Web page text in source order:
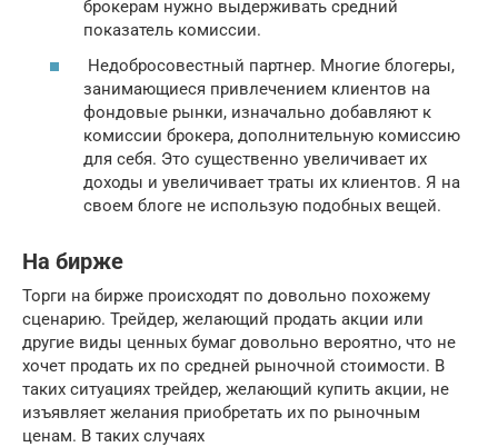
брокерам нужно выдерживать средний
показатель комиссии.
Недобросовестный партнер. Многие блогеры,
занимающиеся привлечением клиентов на
фондовые рынки, изначально добавляют к
комиссии брокера, дополнительную комиссию
для себя. Это существенно увеличивает их
доходы и увеличивает траты их клиентов. Я на
своем блоге не использую подобных вещей.
На бирже
Торги на бирже происходят по довольно похожему
сценарию. Трейдер, желающий продать акции или
другие виды ценных бумаг довольно вероятно, что не
хочет продать их по средней рыночной стоимости. В
таких ситуациях трейдер, желающий купить акции, не
изъявляет желания приобретать их по рыночным
ценам. В таких случаях